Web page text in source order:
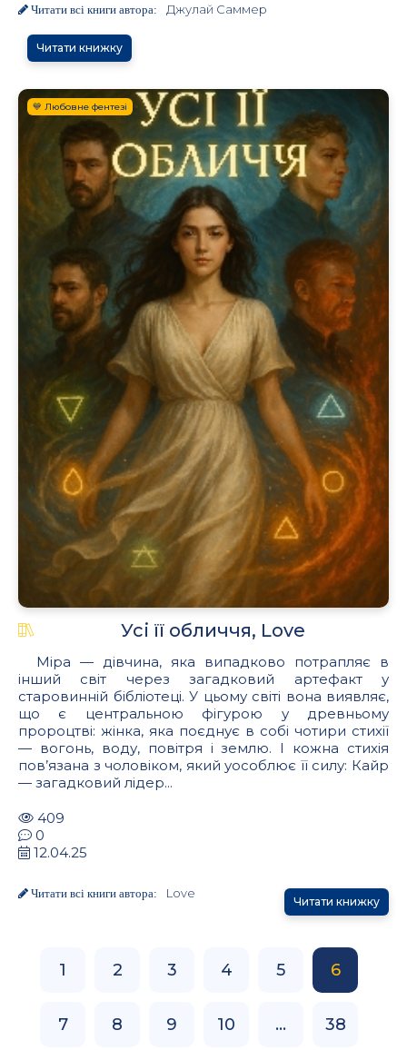
Читати всі книги автора: Джулай Саммер
Читати книжку
💙 Любовне фентезі
Усі її обличчя, Love
Міра — дівчина, яка випадково потрапляє в
інший світ через загадковий артефакт у
старовинній бібліотеці. У цьому світі вона виявляє,
що є центральною фігурою у древньому
пророцтві: жінка, яка поєднує в собі чотири стихії
— вогонь, воду, повітря і землю. І кожна стихія
пов’язана з чоловіком, який уособлює її силу: Кайр
— загадковий лідер...
409
0
12.04.25
Читати всі книги автора: Love
Читати книжку
1 2 3 4 5 6
7 8 9 10 ... 38